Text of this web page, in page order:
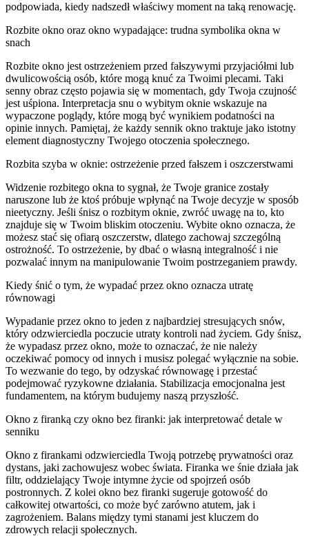
podpowiada, kiedy nadszedł właściwy moment na taką renowację.
Rozbite okno oraz okno wypadające: trudna symbolika okna w
snach
Rozbite okno jest ostrzeżeniem przed fałszywymi przyjaciółmi lub
dwulicowością osób, które mogą knuć za Twoimi plecami. Taki
senny obraz często pojawia się w momentach, gdy Twoja czujność
jest uśpiona. Interpretacja snu o wybitym oknie wskazuje na
wypaczone poglądy, które mogą być wynikiem podatności na
opinie innych. Pamiętaj, że każdy sennik okno traktuje jako istotny
element diagnostyczny Twojego otoczenia społecznego.
Rozbita szyba w oknie: ostrzeżenie przed fałszem i oszczerstwami
Widzenie rozbitego okna to sygnał, że Twoje granice zostały
naruszone lub że ktoś próbuje wpłynąć na Twoje decyzje w sposób
nieetyczny. Jeśli śnisz o rozbitym oknie, zwróć uwagę na to, kto
znajduje się w Twoim bliskim otoczeniu. Wybite okno oznacza, że
możesz stać się ofiarą oszczerstw, dlatego zachowaj szczególną
ostrożność. To ostrzeżenie, by dbać o własną integralność i nie
pozwalać innym na manipulowanie Twoim postrzeganiem prawdy.
Kiedy śnić o tym, że wypadać przez okno oznacza utratę
równowagi
Wypadanie przez okno to jeden z najbardziej stresujących snów,
który odzwierciedla poczucie utraty kontroli nad życiem. Gdy śnisz,
że wypadasz przez okno, może to oznaczać, że nie należy
oczekiwać pomocy od innych i musisz polegać wyłącznie na sobie.
To wezwanie do tego, by odzyskać równowagę i przestać
podejmować ryzykowne działania. Stabilizacja emocjonalna jest
fundamentem, na którym budujemy naszą przyszłość.
Okno z firanką czy okno bez firanki: jak interpretować detale w
senniku
Okno z firankami odzwierciedla Twoją potrzebę prywatności oraz
dystans, jaki zachowujesz wobec świata. Firanka we śnie działa jak
filtr, oddzielający Twoje intymne życie od spojrzeń osób
postronnych. Z kolei okno bez firanki sugeruje gotowość do
całkowitej otwartości, co może być zarówno atutem, jak i
zagrożeniem. Balans między tymi stanami jest kluczem do
zdrowych relacji społecznych.